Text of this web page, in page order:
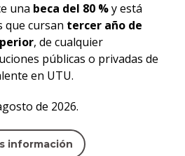
una beca del 80 %y está
que cursan tercer año de
, de cualquier
públicas o privadas de
en UTU.
de 2026.
información